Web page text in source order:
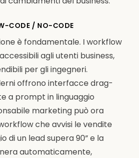
CODE / NO-CODE
è fondamentale. I workflow
agli utenti business,
per gli ingegneri.
offrono interfacce drag-
a prompt in linguaggio
marketing può ora
che avvisi le vendite
di un lead supera 90” e la
automaticamente,